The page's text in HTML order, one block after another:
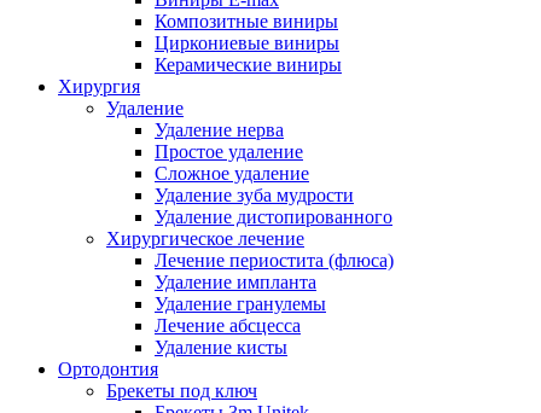
Композитные виниры
Циркониевые виниры
Керамические виниры
Хирургия
Удаление
Удаление нерва
Простое удаление
Сложное удаление
Удаление зуба мудрости
Удаление дистопированного
Хирургическое лечение
Лечение периостита (флюса)
Удаление импланта
Удаление гранулемы
Лечение абсцесса
Удаление кисты
Ортодонтия
Брекеты под ключ